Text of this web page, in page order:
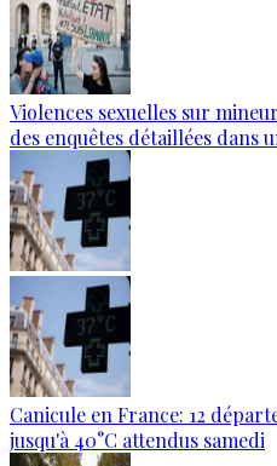
Violences sexuelles sur
des enquêtes détaillées dans
Canicule en France: 12
jusqu'à 40°C attendus samedi